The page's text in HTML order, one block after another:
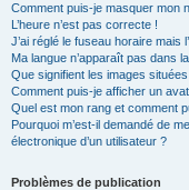
Comment puis-je masquer mon
L’heure n’est pas correcte !
J’ai réglé le fuseau horaire mais
Ma langue n’apparaît pas dans
Que signifient les images
Comment puis-je afficher un
Quel est mon rang et comment
Pourquoi m’est-il demandé de
électronique d’un utilisateur ?
Problèmes de publication